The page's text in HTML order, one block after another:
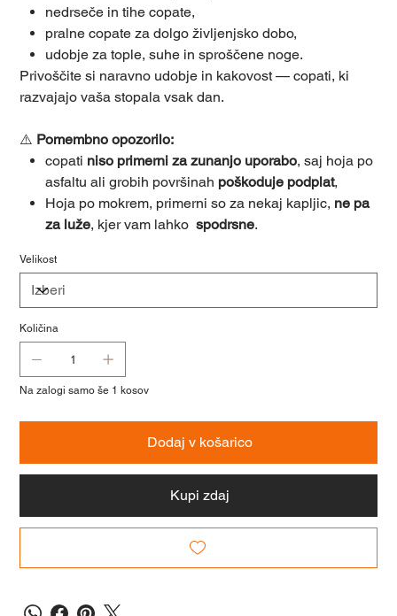
nedrseče in tihe copate,
pralne copate za dolgo življenjsko dobo,
udobje za tople, suhe in sproščene noge.
Privoščite si naravno udobje in kakovost — copati, ki
razvajajo vaša stopala vsak dan.
⚠️ Pomembno opozorilo:
copati niso primerni za zunanjo uporabo, saj hoja po
asfaltu ali grobih površinah poškoduje podplat,
Hoja po mokrem, primerni so za nekaj kapljic, ne pa
za luže, kjer vam lahkospodrsne.
Velikost
Količina
Na zalogi samo še 1 kosov
Dodaj v košarico
Kupi zdaj